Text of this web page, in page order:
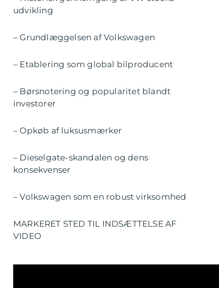
udvikling
– Grundlæggelsen af Volkswagen
– Etablering som global bilproducent
– Børsnotering og popularitet blandt
investorer
– Opkøb af luksusmærker
– Dieselgate-skandalen og dens
konsekvenser
– Volkswagen som en robust virksomhed
MARKERET STED TIL INDSÆTTELSE AF
VIDEO